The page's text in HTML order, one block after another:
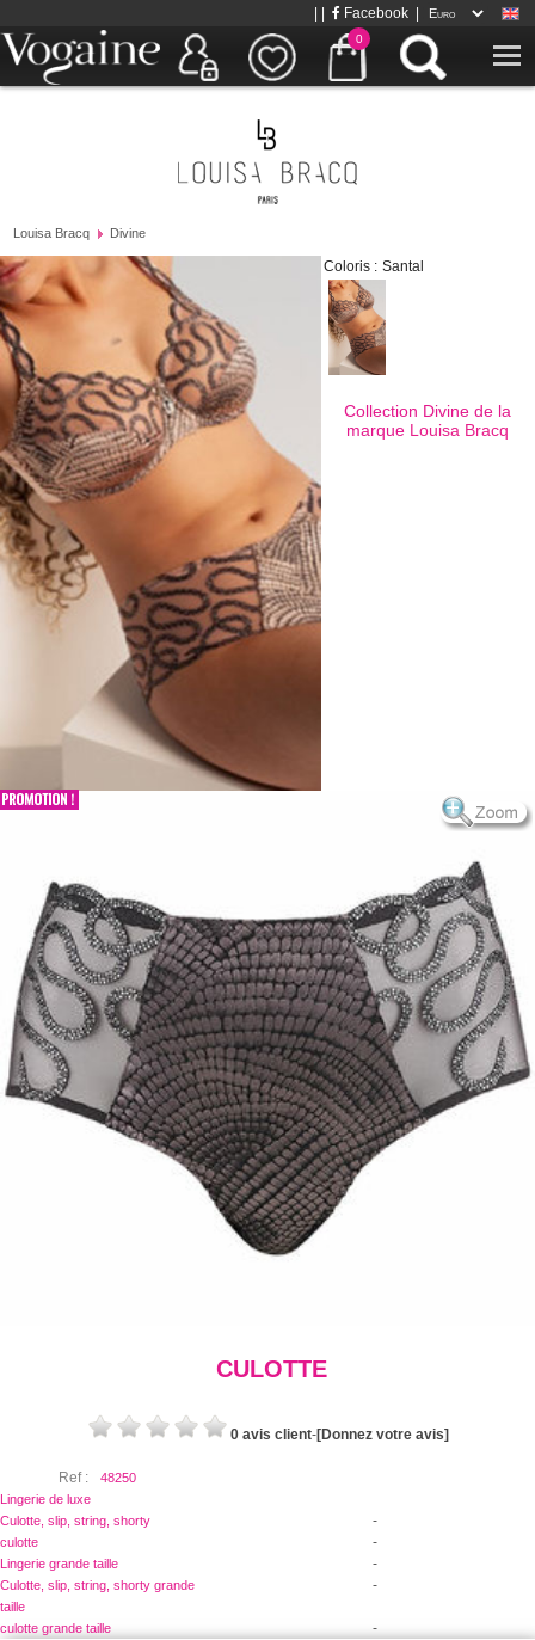
0
Facebook
Louisa Bracq Divine
Coloris : Santal
Collection Divine de la
marque Louisa Bracq
CULOTTE
0 avis client-[Donnez votre avis]
Ref :
48250
Lingerie de luxe
-
Culotte, slip, string, shorty
-
culotte
-
Lingerie grande taille
-
Culotte, slip, string, shorty grande
taille
-
culotte grande taille